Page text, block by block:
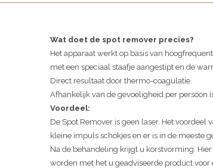
Wat doet de spot remover precies?
Het apparaat werkt op basis van
met een speciaal staafje aangestipt en de
Direct resultaat door thermo-coagulatie.
Afhankelijk van de gevoeligheid per persoon
Voordeel:
De Spot Remover is geen laser. Het
kleine impuls schokjes en er is in de meeste
Na de behandeling krijgt u korstvorming.
worden met het u geadviseerde product voor